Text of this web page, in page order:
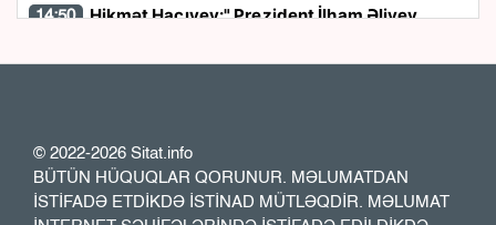
14:50 Hikmət Hacıyev:" Prezident İlham Əliyev
14:40 Ukraynada hərbi helikopterin qəzaya
uğraması nəticəsində bort texnik ölüb
© 2022-2026 Sitat.info
BÜTÜN HÜQUQLAR QORUNUR. MƏLUMATDAN
İSTİFADƏ ETDİKDƏ İSTİNAD MÜTLƏQDİR. MƏLUMAT